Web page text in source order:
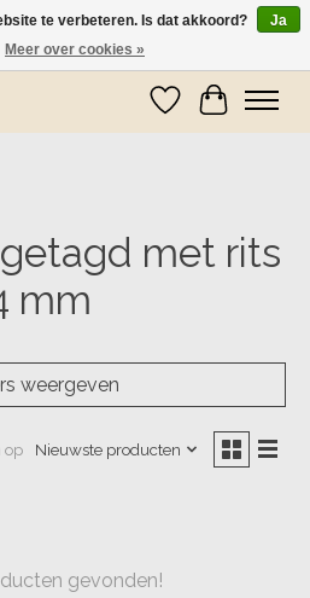
9 mei worden er weer pakketjes verzonden
Verlanglijst
met rits
mm
weergeven
op Nieuwste producten
gevonden!
te verbeteren. Is dat akkoord?
Ja
Meer over cookies »